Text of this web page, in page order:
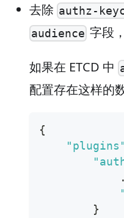
去除 authz-
audience 字段
如果在 ETCD 中
配置存在这样的
{
"plugins"
}